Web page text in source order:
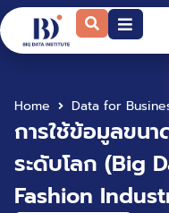
Home Data for
การใช้ข้อมูลขน
ระดับโลก (Big
Fashion